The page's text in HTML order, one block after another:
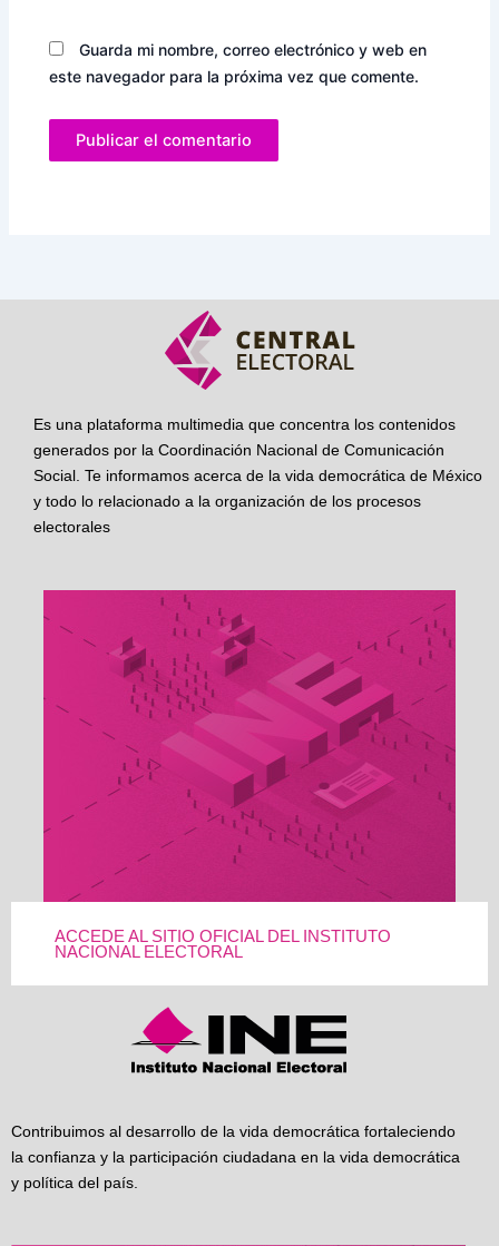
Guarda mi nombre, correo electrónico y web en
este navegador para la próxima vez que comente.
Es una plataforma multimedia que concentra los contenidos
generados por la Coordinación Nacional de Comunicación
Social. Te informamos acerca de la vida democrática de México
y todo lo relacionado a la organización de los procesos
electorales
ACCEDE AL SITIO OFICIAL DEL INSTITUTO
NACIONAL ELECTORAL
Contribuimos al desarrollo de la vida democrática fortaleciendo
la confianza y la participación ciudadana en la vida democrática
y política del país.